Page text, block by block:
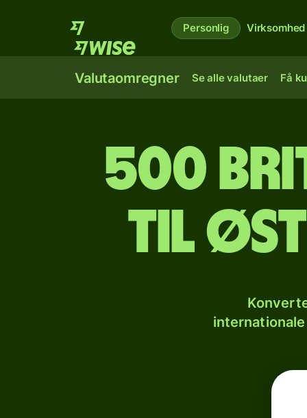
Personlig Virksomhed
Valutaomregner Se alle valutaer Få
500
til